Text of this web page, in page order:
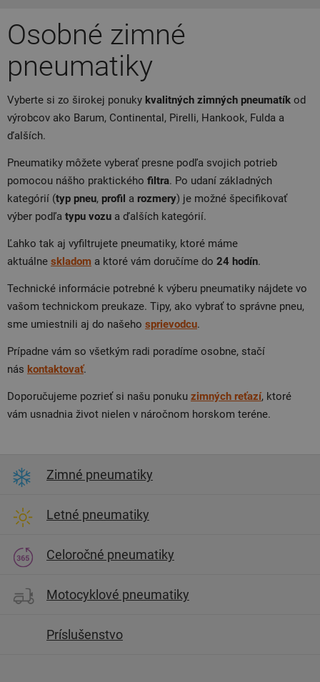
Osobné zimné
pneumatiky
Vyberte si zo širokej ponuky kvalitných zimných pneumatík od
výrobcov ako Barum, Continental, Pirelli, Hankook, Fulda a
ďalších.
Pneumatiky môžete vyberať presne podľa svojich potrieb
pomocou nášho praktického filtra. Po udaní základných
kategórií (typ pneu, profil a rozmery) je možné špecifikovať
výber podľa typu vozu a ďalších kategórií.
Ľahko tak aj vyfiltrujete pneumatiky, ktoré máme
aktuálne skladom a ktoré vám doručíme do 24 hodín.
Technické informácie potrebné k výberu pneumatiky nájdete vo
vašom technickom preukaze. Tipy, ako vybrať to správne pneu,
sme umiestnili aj do našeho sprievodcu.
Prípadne vám so všetkým radi poradíme osobne, stačí
nás kontaktovať.
Doporučujeme pozrieť si našu ponuku zimných reťazí, ktoré
vám usnadnia život nielen v náročnom horskom teréne.
Zimné pneumatiky
Letné pneumatiky
Celoročné pneumatiky
Motocyklové pneumatiky
Príslušenstvo